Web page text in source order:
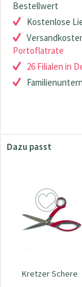
Bestellwert
Kostenlose
Portoflatrate
26 Filialen in
Dazu passt
Kretzer Schere